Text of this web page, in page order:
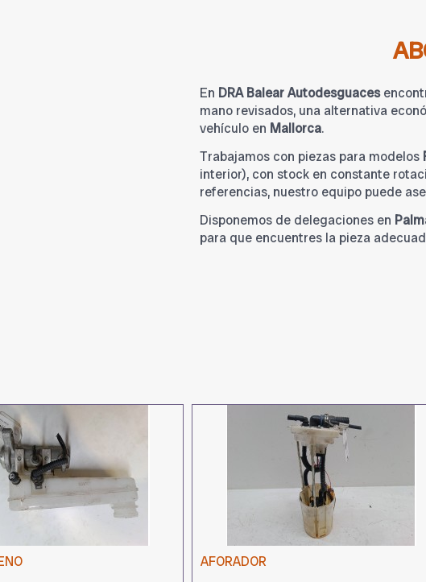
En DRA Balear Autodesguaces
mano revisados, una alternativa
vehículo en Mallorca.
Trabajamos con piezas para modelos
interior), con stock en constante
referencias, nuestro equipo puede
Disponemos de delegaciones en
para que encuentres la pieza
AFORADOR